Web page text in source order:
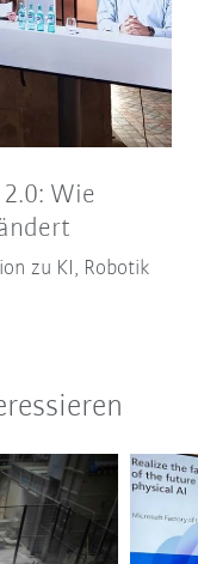
Wie
zu KI, Robotik